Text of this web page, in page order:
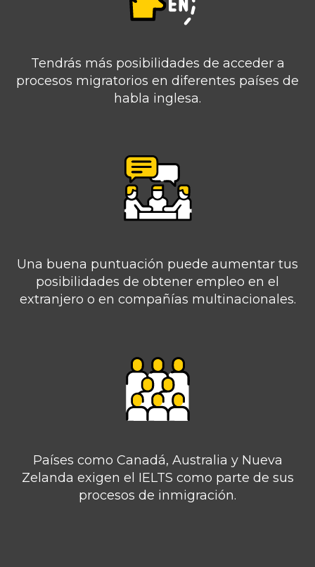
Tendrás más posibilidades de acceder a
procesos migratorios en diferentes países de
habla inglesa.
Una buena puntuación puede aumentar tus
posibilidades de obtener empleo en el
extranjero o en compañías multinacionales.
Países como Canadá, Australia y Nueva
Zelanda exigen el IELTS como parte de sus
procesos de inmigración.